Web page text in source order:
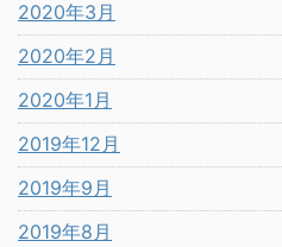
2020年3月
2020年2月
2020年1月
2019年12月
2019年9月
2019年8月